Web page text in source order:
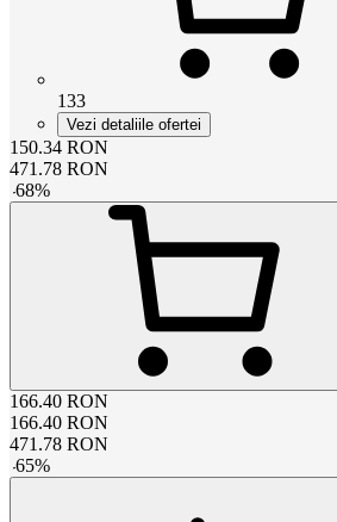
133
Vezi detaliile ofertei
150.34 RON
471.78 RON
-68%
166.40 RON
166.40 RON
471.78 RON
-65%